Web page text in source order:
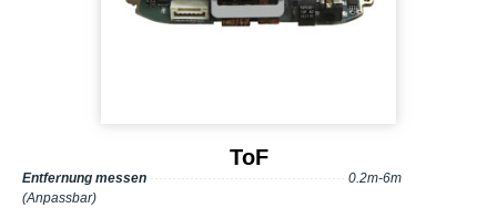
ToF
Entfernung messen
0.2m-6m
(Anpassbar)